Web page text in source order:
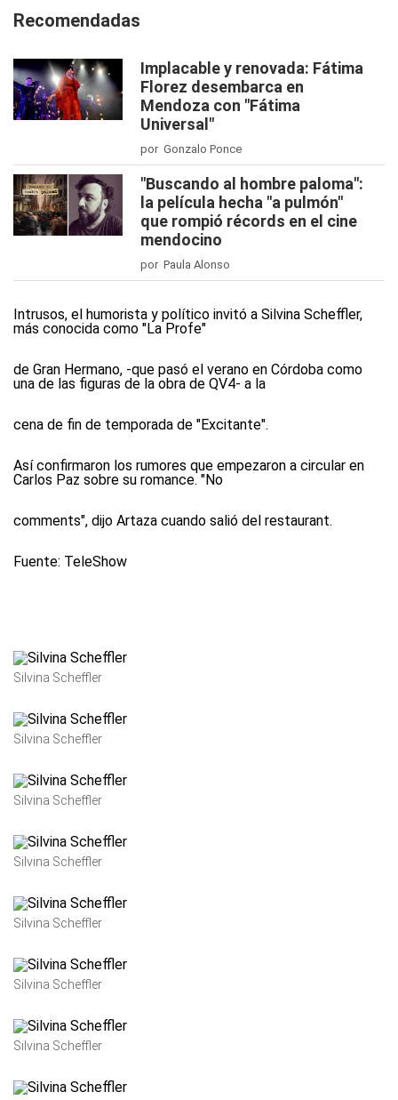
Recomendadas
Implacable y renovada: Fátima
Florez desembarca en
Mendoza con "Fátima
Universal"
por Gonzalo Ponce
"Buscando al hombre paloma":
la película hecha "a pulmón"
que rompió récords en el cine
mendocino
por Paula Alonso
Intrusos, el humorista y político invitó a Silvina Scheffler,
más conocida como "La Profe"
de Gran Hermano, -que pasó el verano en Córdoba como
una de las figuras de la obra de QV4- a la
cena de fin de temporada de "Excitante".
Así confirmaron los rumores que empezaron a circular en
Carlos Paz sobre su romance. "No
comments", dijo Artaza cuando salió del restaurant.
Fuente: TeleShow
Silvina Scheffler
Silvina Scheffler
Silvina Scheffler
Silvina Scheffler
Silvina Scheffler
Silvina Scheffler
Silvina Scheffler